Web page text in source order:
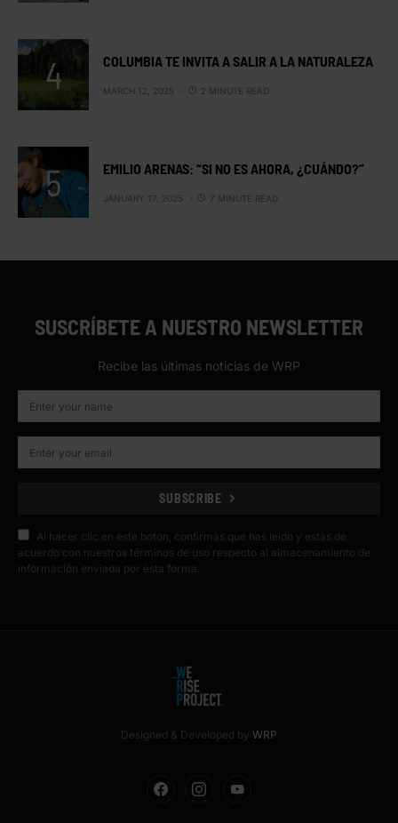
COLUMBIA TE INVITA A SALIR A LA NATURALEZA
MARCH 12, 2025 2 MINUTE READ
EMILIO ARENAS: “SI NO ES AHORA, ¿CUÁNDO?”
JANUARY 17, 2025 7 MINUTE READ
SUSCRÍBETE A NUESTRO NEWSLETTER
Recibe las últimas noticias de WRP
SUBSCRIBE
Al hacer clic en este botón, confirmas que has leído y estas de
acuerdo con nuestros términos de uso respecto al almacenamiento de
información enviada por esta forma.
Designed & Developed by WRP